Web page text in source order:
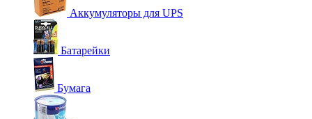
Аккумуляторы для UPS
Батарейки
Бумага